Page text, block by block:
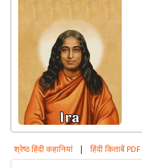
श्रेष्ठ हिंदी कहानियां | हिंदी किताबें PDF